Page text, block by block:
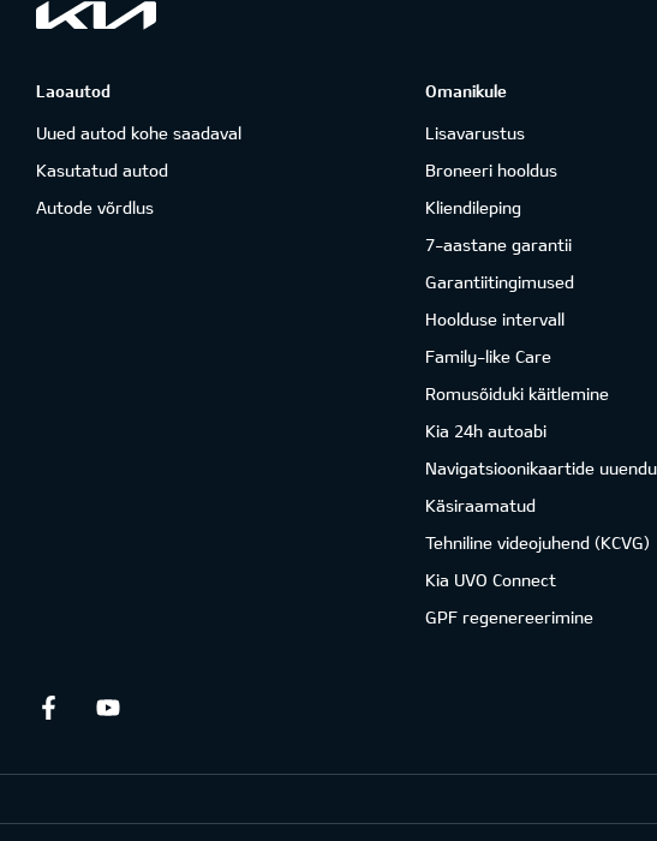
Laoautod
Uued autod kohe saadaval
Kasutatud autod
Autode võrdlus
Omanikule
Lisavarustus
Broneeri hooldus
Kliendileping
7-aastane garantii
Garantiitingimused
Hoolduse intervall
Family-like Care
Romusõiduki käitlemine
Kia 24h autoabi
Navigatsioonikaartide
Käsiraamatud
Tehniline videojuhend (KCVG)
Kia UVO Connect
GPF regenereerimine
Facebook